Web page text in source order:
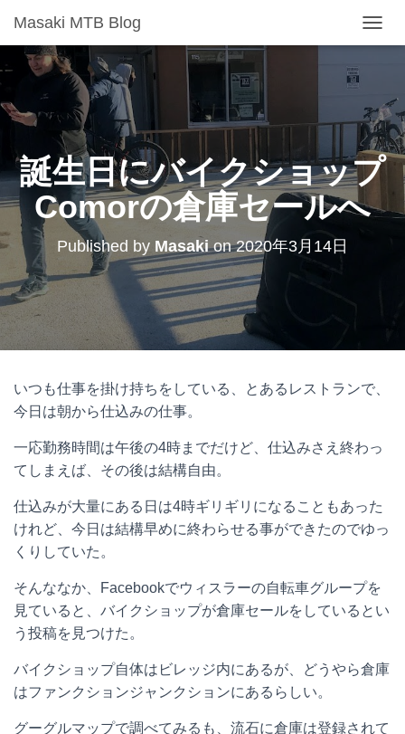
Masaki MTB Blog
L
E
N
A
V
G
誕生日にバイクショップ
Comorの倉庫セールへ
Published by Masakion2020年3月14日
いつも仕事を掛け持ちをしている、とあるレストランで、
今日は朝から仕込みの仕事。
一応勤務時間は午後の4時までだけど、仕込みさえ終わっ
てしまえば、その後は結構自由。
仕込みが大量にある日は4時ギリギリになることもあった
けれど、今日は結構早めに終わらせる事ができたのでゆっ
くりしていた。
そんななか、Facebookでウィスラーの自転車グループを
見ていると、バイクショップが倉庫セールをしているとい
う投稿を見つけた。
バイクショップ自体はビレッジ内にあるが、どうやら倉庫
はファンクションジャンクションにあるらしい。
グーグルマップで調べてみるも、流石に倉庫は登録されて